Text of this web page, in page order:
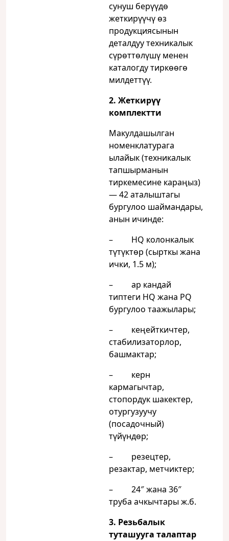
сунуш берүүдө
жеткирүүчү өз
продукциясынын
деталдуу техникалык
сүрөттөлүшү менен
каталогду тиркөөгө
милдеттүү.
2. Жеткирүү
комплектти
Макулдашылган
номенклатурага
ылайык (техникалык
тапшырманын
тиркемесине караңыз)
— 42 аталыштагы
бургулоо шаймандары,
анын ичинде:
– HQ колонкалык
түтүктөр (сырткы жана
ички, 1.5 м);
– ар кандай
типтеги HQ жана PQ
бургулоо таажылары;
– кеңейткичтер,
стабилизаторлор,
башмактар;
– керн
кармагычтар,
стопордук шакектер,
отургузуучу
(посадочный)
түйүндөр;
– резецтер,
резактар, метчиктер;
– 24″ жана 36″
труба ачкычтары ж.б.
3. Резьбалык
туташууга талаптар